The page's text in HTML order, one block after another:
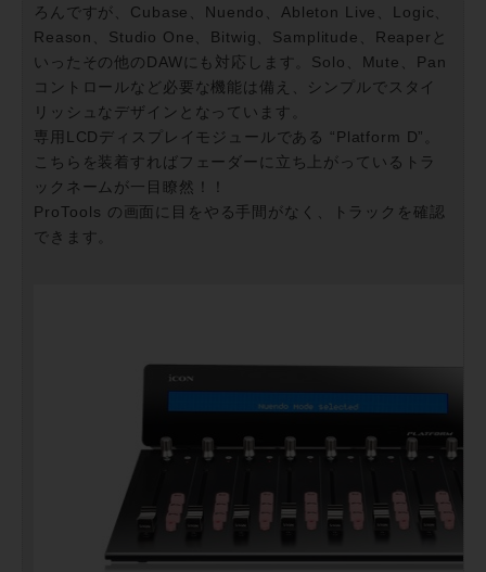
ろんですが、Cubase、Nuendo、Ableton Live、Logic、
Reason、Studio One、Bitwig、Samplitude、Reaperと
いったその他のDAWにも対応します。Solo、Mute、Pan
コントロールなど必要な機能は備え、シンプルでスタイ
リッシュなデザインとなっています。
専用LCDディスプレイモジュールである “Platform D”。
こちらを装着すればフェーダーに立ち上がっているトラ
ックネームが一目瞭然！！
ProTools の画面に目をやる手間がなく、トラックを確認
できます。